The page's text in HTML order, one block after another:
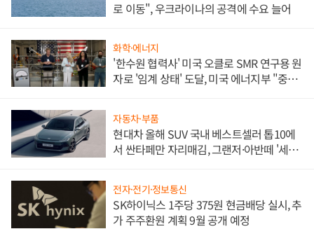
로 이동", 우크라이나의 공격에 수요 늘어
화학·에너지
'한수원 협력사' 미국 오클로 SMR 연구용 원
자로 '임계 상태' 도달, 미국 에너지부 "중요
자동차·부품
현대차 올해 SUV 국내 베스트셀러 톱10에
서 싼타페만 자리매김, 그랜저·아반떼 '세단
전자·전기·정보통신
SK하이닉스 1주당 375원 현금배당 실시, 추
가 주주환원 계획 9월 공개 예정